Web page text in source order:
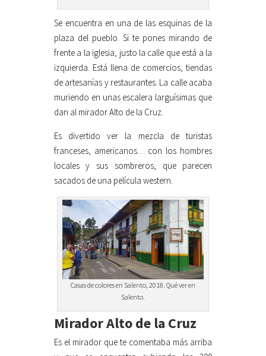
Se encuentra en una de las esquinas de la
plaza del pueblo. Si te pones mirando de
frente a la iglesia, justo la calle que está a la
izquierda. Está llena de comercios, tiendas
de artesanías y restaurantes. La calle acaba
muriendo en unas escalera larguísimas que
dan al mirador Alto de la Cruz.
Es divertido ver la mezcla de turistas
franceses, americanos… con los hombres
locales y sus sombreros, que parecen
sacados de una película western.
Casas de colores en Salento, 2018. Qué ver en
Salento.
Mirador Alto de la Cruz
Es el mirador que te comentaba más arriba